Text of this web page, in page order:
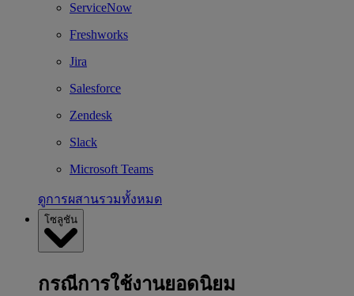
ServiceNow
Freshworks
Jira
Salesforce
Zendesk
Slack
Microsoft Teams
ดูการผสานรวมทั้งหมด
โซลูชัน
กรณีการใช้งานยอดนิยม